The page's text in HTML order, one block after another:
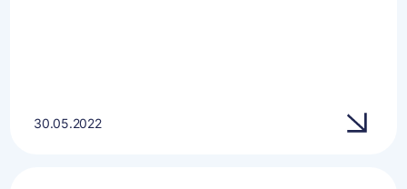
30.05.2022